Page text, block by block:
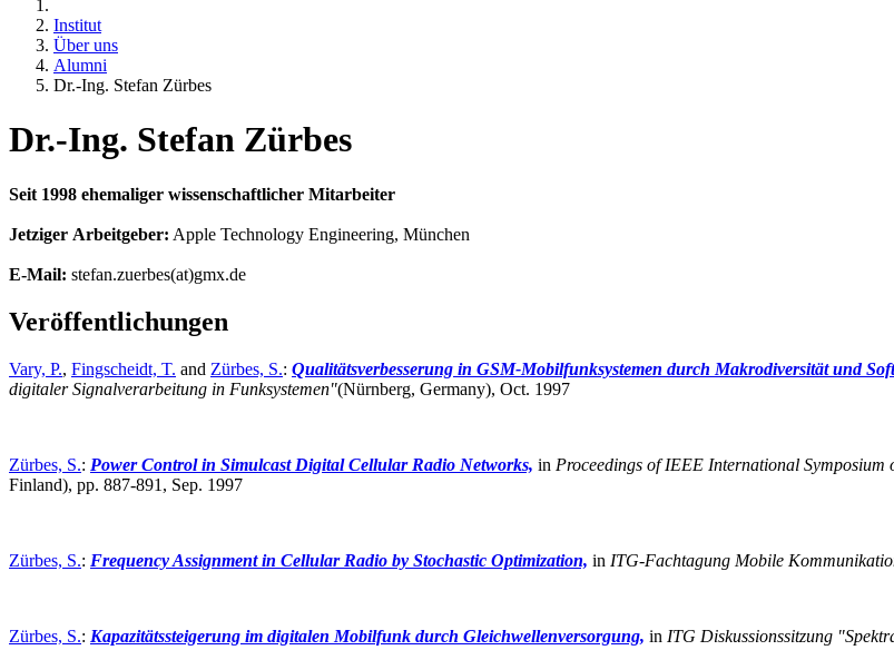
Institut
Über uns
Alumni
Dr.-Ing. Stefan Zürbes
Dr.-Ing. Stefan Zürbes
Seit 1998 ehemaliger wissenschaftlicher Mitarbeiter
Jetziger Arbeitgeber: Apple Technology Engineering, München
E-Mail: stefan.zuerbes(at)gmx.de
Veröffentlichungen
Vary, P., Fingscheidt, T. and Zürbes, S.: Qualitätsverbesserung in GSM-Mobilfunksystemen durch Makrodiversität und
digitaler Signalverarbeitung in Funksystemen"(Nürnberg, Germany), Oct. 1997
Zürbes, S.: Power Control in Simulcast Digital Cellular Radio Networks, in Proceedings of IEEE International
Finland), pp. 887-891, Sep. 1997
Zürbes, S.: Frequency Assignment in Cellular Radio by Stochastic Optimization, in ITG-Fachtagung Mobile
Zürbes, S.: Kapazitätssteigerung im digitalen Mobilfunk durch Gleichwellenversorgung, in ITG Diskussionssitzung